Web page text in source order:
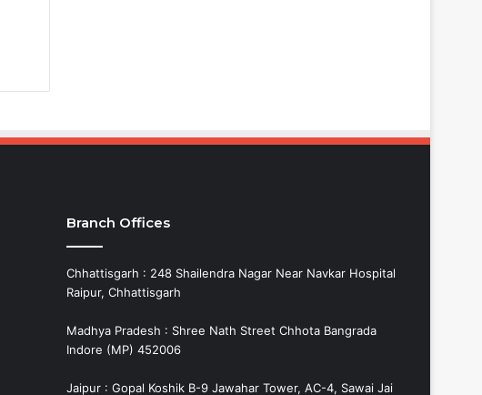
Branch Offices
Chhattisgarh : 248 Shailendra Nagar Near Navkar Hospital
Raipur, Chhattisgarh
Madhya Pradesh : Shree Nath Street Chhota Bangrada
Indore (MP) 452006
Jaipur : Gopal Koshik B-9 Jawahar Tower, AC-4, Sawai Jai